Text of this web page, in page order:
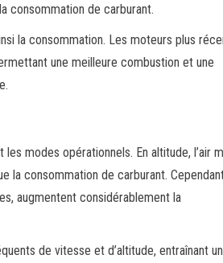
consommation de carburant.
la consommation. Les moteurs plus
une meilleure combustion et une
modes opérationnels. En altitude, l’air
la consommation de carburant.
augmentent considérablement la
de vitesse et d’altitude, entraînant